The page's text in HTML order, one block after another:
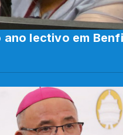
ano lectivo em